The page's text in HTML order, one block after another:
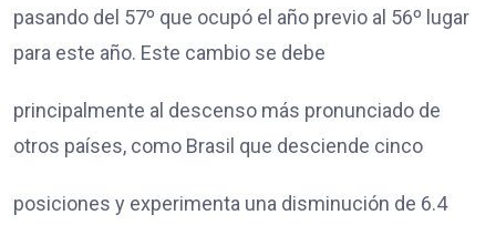
pasando del 57º que ocupó el año previo al 56º lugar
para este año. Este cambio se debe
principalmente al descenso más pronunciado de
otros países, como Brasil que desciende cinco
posiciones y experimenta una disminución de 6.4